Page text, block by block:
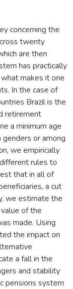
concerning the
twenty
are then
has practically
makes it one
In the case of
Brazil is the
retirement
a minimum age
or among
we empirically
rules to
that in all of
a cut
we estimate the
of the
made. Using
the impact on
a fall in the
and stability
pensions system